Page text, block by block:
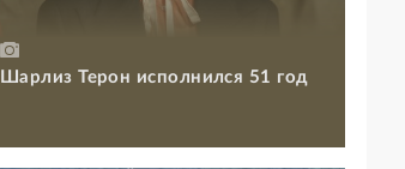
Шарлиз Терон исполнился 51 год